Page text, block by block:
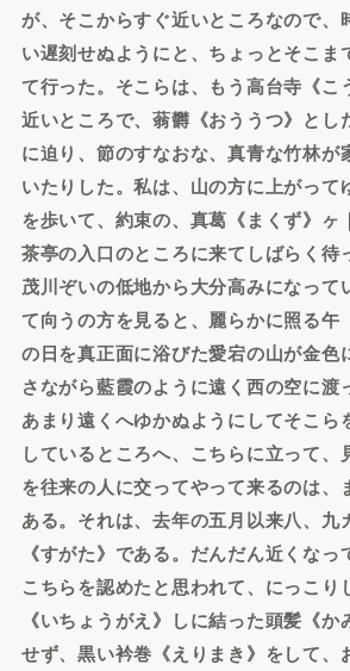
が、そこからすぐ近いところなので、
い遅刻せぬようにと、ちょっとそこま
て行った。そこらは、もう高台寺《こ
近いところで、蓊欝《おううつ》とし
に迫り、節のすなおな、真青な竹林が
いたりした。私は、山の方に上がって
を歩いて、約束の、真葛《まくず》ヶ
茶亭の入口のところに来てしばらく待
茂川ぞいの低地から大分高みになって
て向うの方を見ると、麗らかに照る午
の日を真正面に浴びた愛宕の山が金色
さながら藍霞のように遠く西の空に渡
あまり遠くへゆかぬようにしてそこら
しているところへ、こちらに立って、
を往来の人に交ってやって来るのは、
ある。それは、去年の五月以来八、九
《すがた》である。だんだん近くな
こちらを認めたと思われて、にっこり
《いちょうがえ》しに結った頭髪《
せず、黒い衿巻《えりまき》をして、